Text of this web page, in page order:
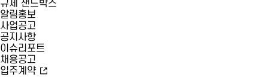
규제 샌드박스
알림홍보
사업공고
공지사항
이슈리포트
채용공고
입주계약